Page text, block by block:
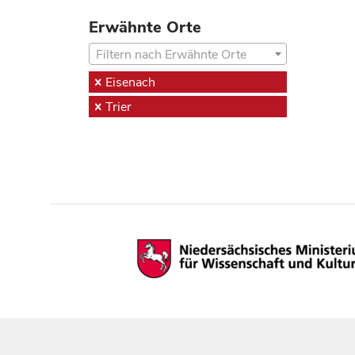
Erwähnte Orte
Filtern nach Erwähnte Orte
Eisenach
Trier